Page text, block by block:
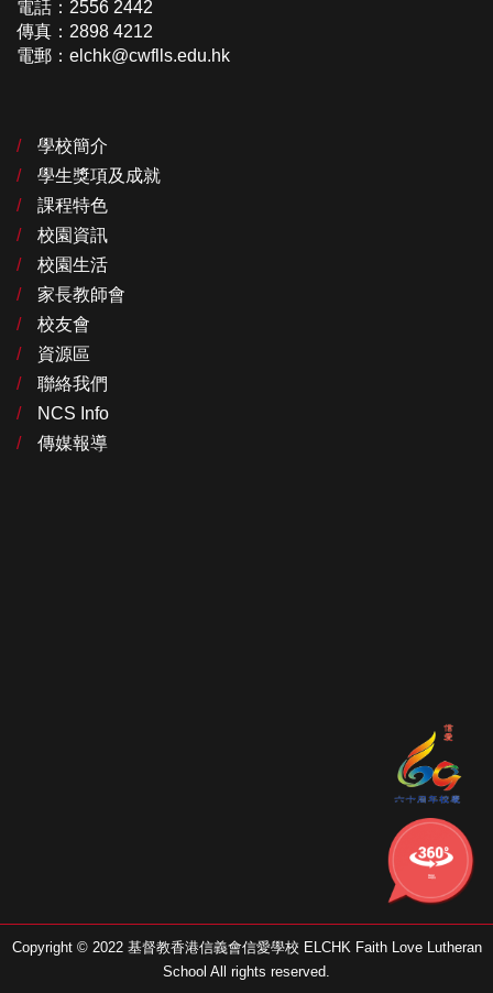
學校的
360校舍
電話：2556 2442
傳真：2898 4212
電郵：elchk@cwflls.edu.hk
學校簡介
學生獎項及成就
課程特色
校園資訊
校園生活
家長教師會
校友會
資源區
聯絡我們
NCS Info
傳媒報導
Copyright © 2022 基督教香港信義會信愛學校 ELCHK Faith Love Lutheran
School All rights reserved.